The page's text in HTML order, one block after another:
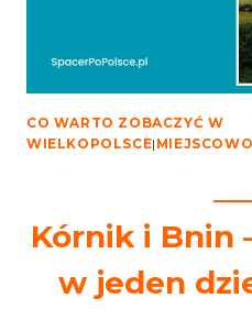
CO WARTO ZOBACZYĆ W
WIELKOPOLSCE|
Kórnik i Bnin
w jeden